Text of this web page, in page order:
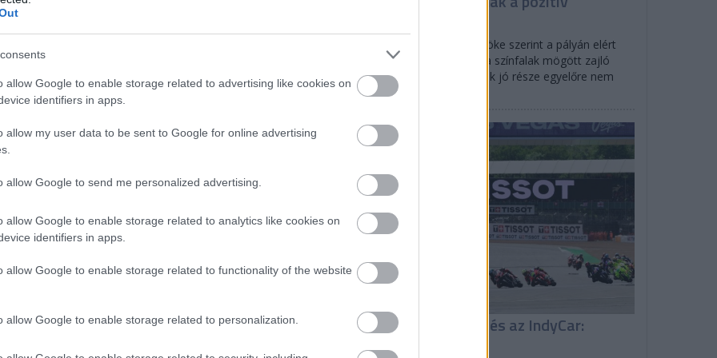
allow Google to enable storage related to advertising like cookies on
identifiers in apps.
allow my user data to be sent to Google for online advertising
allow Google to send me personalized advertising.
allow Google to enable storage related to analytics like cookies on
identifiers in apps.
allow Google to enable storage related to functionality of the website
allow Google to enable storage related to personalization.
lemaradni, akkor csatlakozz aFormula MotoGP Facebook-
számolunk be a MotoGP és egyéb motoros bajnokságok
A Williams F1-es csapatfőnöke szerint a pályán elért
eredmények nem tükrözik a színfalak mögött zajló
munkát, a pozitív változások jó része egyelőre nem
mutatkozik meg.
Visszatér a MotoGP és az IndyCar:
menetrend
EGYÉB